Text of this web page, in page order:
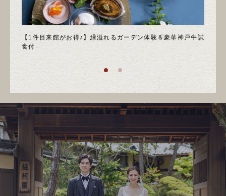
【1件目来館がお得♪】緑溢れるガーデン体験＆豪華神戸牛試
食付